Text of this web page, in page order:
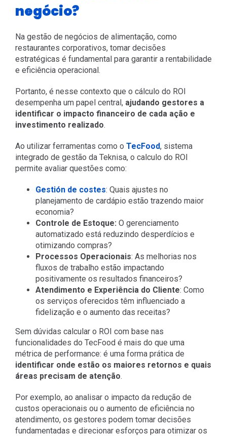
negócio?
Na gestão de negócios de alimentação, como
restaurantes corporativos, tomar decisões
estratégicas é fundamental para garantir a rentabilidade
e eficiência operacional.
Portanto, é nesse contexto que o cálculo do ROI
desempenha um papel central,ajudando gestores a
identificar o impacto financeiro de cada ação e
investimento realizado.
Ao utilizar ferramentas como o TecFood, sistema
integrado de gestão da Teknisa, o calculo do ROI
permite avaliar questões como:
Gestión de costes: Quais ajustes no
planejamento de cardápio estão trazendo maior
economia?
Controle de Estoque: O gerenciamento
automatizado está reduzindo desperdícios e
otimizando compras?
Processos Operacionais: As melhorias nos
fluxos de trabalho estão impactando
positivamente os resultados financeiros?
Atendimento e Experiência do Cliente: Como
os serviços oferecidos têm influenciado a
fidelização e o aumento das receitas?
Sem dúvidas calcular o ROI com base nas
funcionalidades do TecFood é mais do que uma
métrica de performance: é uma forma prática de
identificar onde estão os maiores retornos e quais
áreas precisam de atenção.
Por exemplo, ao analisar o impacto da redução de
custos operacionais ou o aumento de eficiência no
atendimento, os gestores podem tomar decisões
fundamentadas e direcionar esforços para otimizar os